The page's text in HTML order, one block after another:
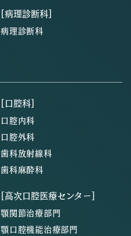
[病理診断科]
病理診断科
[口腔科]
口腔内科
口腔外科
歯科放射線科
歯科麻酔科
[高次口腔医療センター]
顎関節治療部門
顎口腔機能治療部門